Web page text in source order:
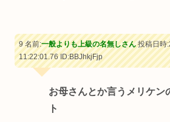
9 名前:一般よりも上級の名無しさん投稿日時
11:22:01.76ID:BBJhkjFjp
お母さんとか言うメリケン
ト